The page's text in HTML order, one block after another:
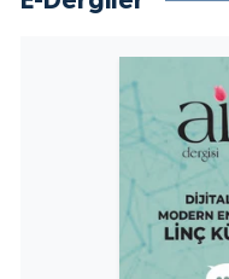
Yozgat
Zonguldak